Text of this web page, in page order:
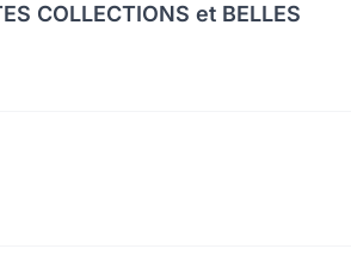
COLLECTIONS et BELLES